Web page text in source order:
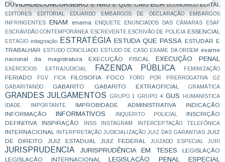
DUVIDADECONCURSEIRO E NÃO É QUE CAIU ECA ECONOMICO EDITAL
EDITORES EDITORIAL EDUARDO EMBARGOS DE DECLARAÇÃO
EMBARGOS
INFRINGENTES
ENAM enama ENQUETE ENUNCIADOS DAS CÂMARAS
ESAF
ESCRAVIDÃO CONTEMPORÂNEA ESCREVENTE ESCRIVÃO DE POLÍCIA ESSENCIAL
ESTÁGIO estagnação ESTRATÉGIA ESTUDA QUE PASSA ESTUDAR E
TRABALHAR
ESTUDO CONCILIADO ESTUDO DE CASO EXAME DA ORDEM
exame
nacional da magistratura
EXECUÇÃO FISCAL EXECUÇÃO PENAL
EXERCÍCIOS EXTRAJUDICIAL FAZENDA PÚBLICA FEMINIZAÇÃO
FERIADO FGV FICA FILOSOFIA FOCO FORO POR PRERROGATIVA
G2
GABARITANDO
GABARITO GABARITO EXTRAOFICIAL GRAMÁTICA
GRANDES JULGAMENTOS GRUPO 1 GRUPO 4 GUS
HUMANÍSTICA
IDADE
IMPORTANTE IMPROBIDADE ADMINISTRATIVA
INDICAÇÃO
INFORMAÇÃO
INFORMATIVOS INQUÉRITO POLICIAL
INSCRIÇÃO
DEFINITIVA
INSPIRAÇÃO INSS INSTAGRAM INTERCEPTAÇÃO TELEFÔNICA
INTERNACIONAL INTERPRETAÇÃO JUDICIALIZAÇÃO JUIZ DAS GARANTIAS JUIZ
DE DIREITO
JUIZ ESTADUAL JUIZ FEDERAL JUIZADO ESPECIAL JURI
JURISPRUDENCIA JURISPRUDÊNCIA EM TESES
LEGISLAÇÃO
LEGISLAÇÃO INTERNACIONAL
LEGISLAÇÃO PENAL ESPECIAL